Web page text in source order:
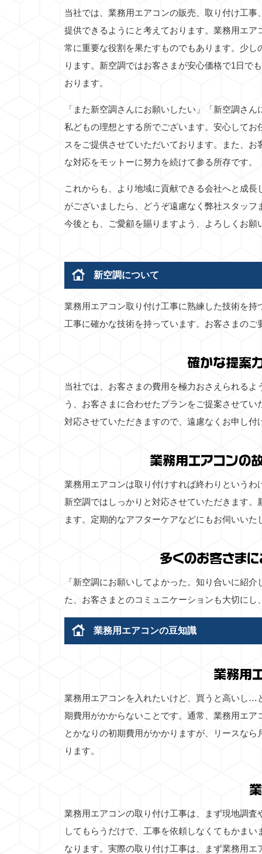
当社では、業務用エアコンの販売、取り付け工
提供できるようにと考えております。業務用エ
常に重要な役割を果たすものでもあります。少
ります。新空調ではお客さまが安心価格で1日で
おります。
「また新空調さんにお願いしたい」「新空調さ
私どもの理想とする所でございます。安心して
スをご提供させていただいております。また、
な対応をモットーに努力を続けて参る所存です。
これからも、より地域に貢献できる会社へと成
がございましたら、どうぞ遠慮なく弊社スタッ
今後とも、ご愛顧を賜りますよう、よろしくお願
新空調について
業務用エアコン取り付け工事に熟練した技術を
工事に確かな技術を持っています。お客さまの
確かな提案
当社では、お客さまの費用を極力おさえられる
う、お客さまに合わせたプランをご提案させて
対応させていただきますので、遠慮なくお申し付
業務用エアコンの
業務用エアコンは取り付けすれば終わりという
新空調ではしっかりと対応させていただきます
ます。定期的なアフターケアなどにもお伺いい
多くのお客さま
「新空調にお願いしてよかった。知り合いに紹
た、お客さまとのコミュニケーションも大切に
業務用エアコンの豆知識
業務用
業務用エアコンを入れたいけど、買うと高いし…
期費用がかからないことです。通常、業務用エ
とかなりの初期費用がかかりますが、リースな
ります。
業務用エアコンの取り付け工事は、まず現地調
してもらうだけで、工事を依頼しなくてもかま
なります。実際の取り付け工事は、まず業務用